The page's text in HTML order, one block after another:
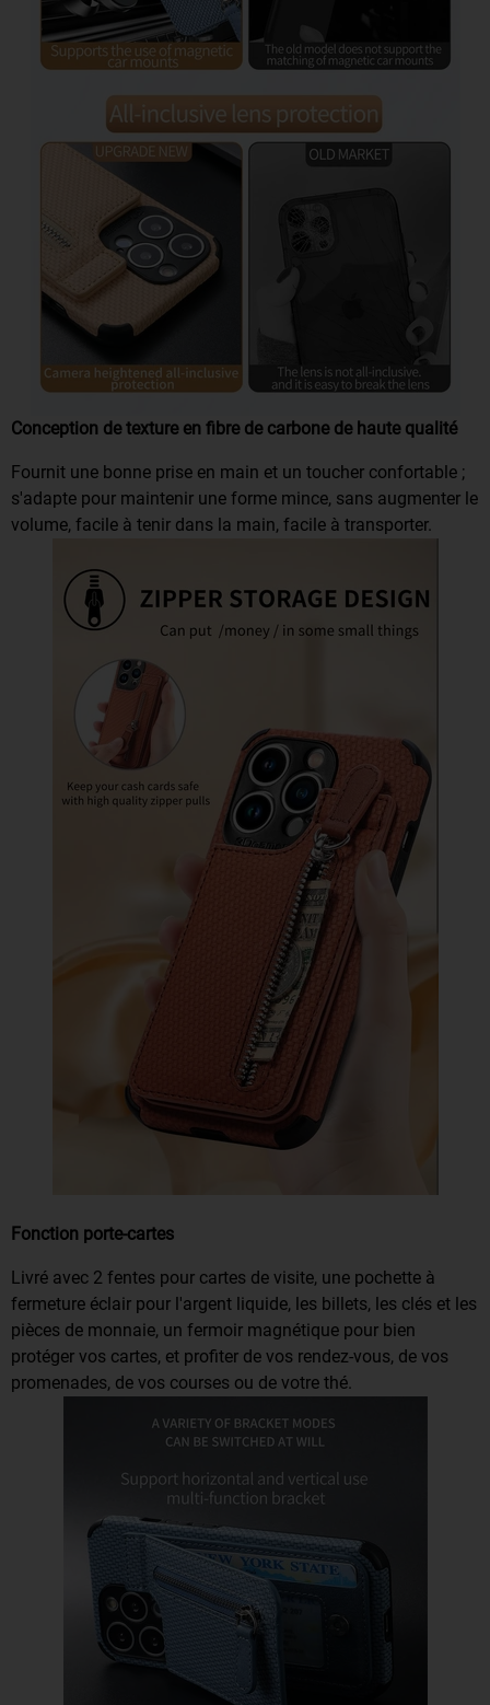
Conception de texture en fibre de carbone de haute qualité
Fournit une bonne prise en main et un toucher confortable ;
s'adapte pour maintenir une forme mince, sans augmenter le
volume, facile à tenir dans la main, facile à transporter.
Fonction porte-cartes
Livré avec 2 fentes pour cartes de visite, une pochette à
fermeture éclair pour l'argent liquide, les billets, les clés et les
pièces de monnaie, un fermoir magnétique pour bien
protéger vos cartes, et profiter de vos rendez-vous, de vos
promenades, de vos courses ou de votre thé.